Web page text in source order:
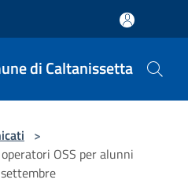
di Caltanissetta
>
OSS per alunni